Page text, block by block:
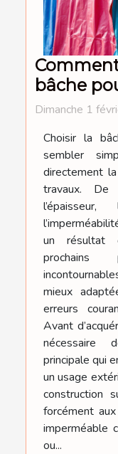
bâche
Dimanche 1
Choisir la
sembler
directement
travaux. De
un résultat
prochains
mieux
erreurs
Avant
nécessaire
principale qui
un usage
construction
forcément
imperméable
ou...